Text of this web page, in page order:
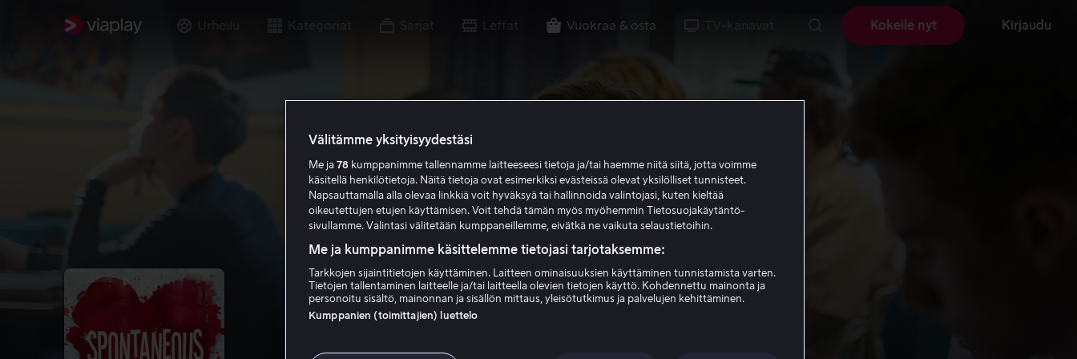
Urheilu Kategoriat Sarjat Leffat Vuokraa & osta TV-kanavat Kokeile nyt Kirjaudu
Välitämme yksityisyydestäsi
Me ja 78 kumppanimme tallennamme laitteeseesi tietoja ja/tai haemme niitä siitä, jotta voimme
käsitellä henkilötietoja. Näitä tietoja ovat esimerkiksi evästeissä olevat yksilölliset tunnisteet.
Napsauttamalla alla olevaa linkkiä voit hyväksyä tai hallinnoida valintojasi, kuten kieltää
oikeutettujen etujen käyttämisen. Voit tehdä tämän myös myöhemmin Tietosuojakäytäntö-
sivullamme. Valintasi välitetään kumppaneillemme, eivätkä ne vaikuta selaustietoihin.
Me ja kumppanimme käsittelemme tietojasi tarjotaksemme:
Tarkkojen sijaintitietojen käyttäminen. Laitteen ominaisuuksien käyttäminen tunnistamista varten.
Tietojen tallentaminen laitteelle ja/tai laitteella olevien tietojen käyttö. Kohdennettu mainonta ja
personoitu sisältö, mainonnan ja sisällön mittaus, yleisötutkimus ja palvelujen kehittäminen.
Kumppanien (toimittajien) luettelo